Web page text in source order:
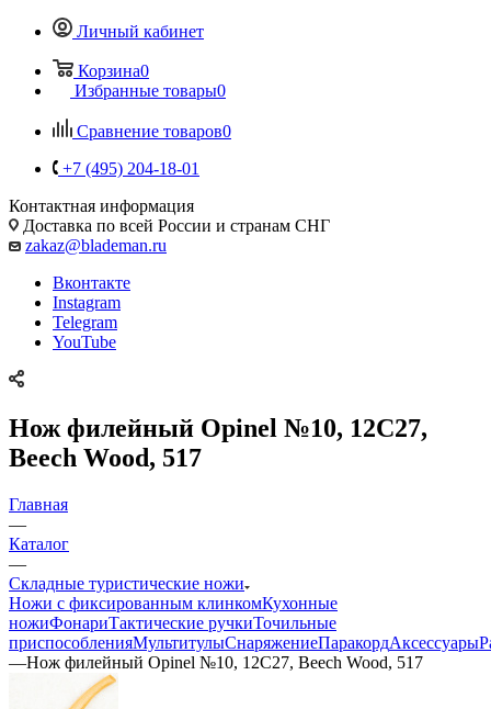
Личный кабинет
Корзина0
Избранные товары0
Сравнение товаров0
+7 (495) 204-18-01
Контактная информация
Доставка по всей России и странам СНГ
zakaz@blademan.ru
Вконтакте
Instagram
Telegram
YouTube
Нож филейный Opinel №10, 12C27,
Beech Wood, 517
Главная
—
Каталог
—
Складные туристические ножи
Ножи с фиксированным клинкомКухонные
ножиФонариТактические ручкиТочильные
приспособленияМультитулыСнаряжениеПаракордАксессуары
—Нож филейный Opinel №10, 12C27, Beech Wood, 517